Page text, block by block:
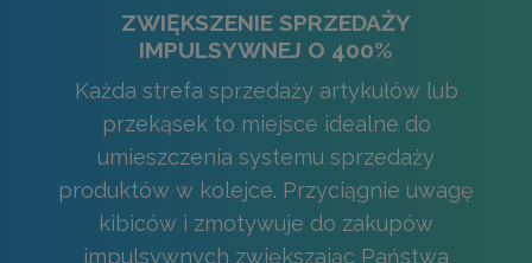
ZWIĘKSZENIE SPRZEDAŻY
IMPULSYWNEJ O 400%
Każda strefa sprzedaży artykułów lub
przekąsek to miejsce idealne do
umieszczenia systemu sprzedaży
produktów w kolejce. Przyciągnie uwagę
kibiców i zmotywuje do zakupów
impulsywnych zwiększając Państwa